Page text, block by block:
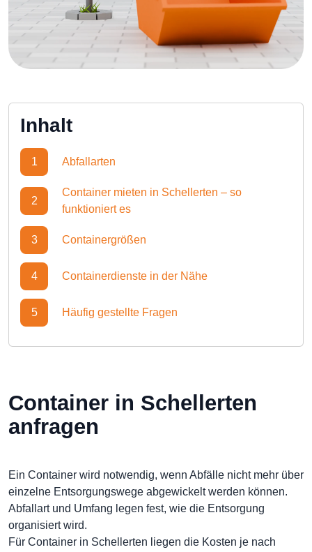
Inhalt
1 Abfallarten
2
Container mieten in Schellerten – so
funktioniert es
3 Containergrößen
4 Containerdienste in der Nähe
5 Häufig gestellte Fragen
Container in Schellerten
anfragen
Ein Container wird notwendig, wenn Abfälle nicht mehr über
einzelne Entsorgungswege abgewickelt werden können.
Abfallart und Umfang legen fest, wie die Entsorgung
organisiert wird.
Für Container in Schellerten liegen die Kosten je nach